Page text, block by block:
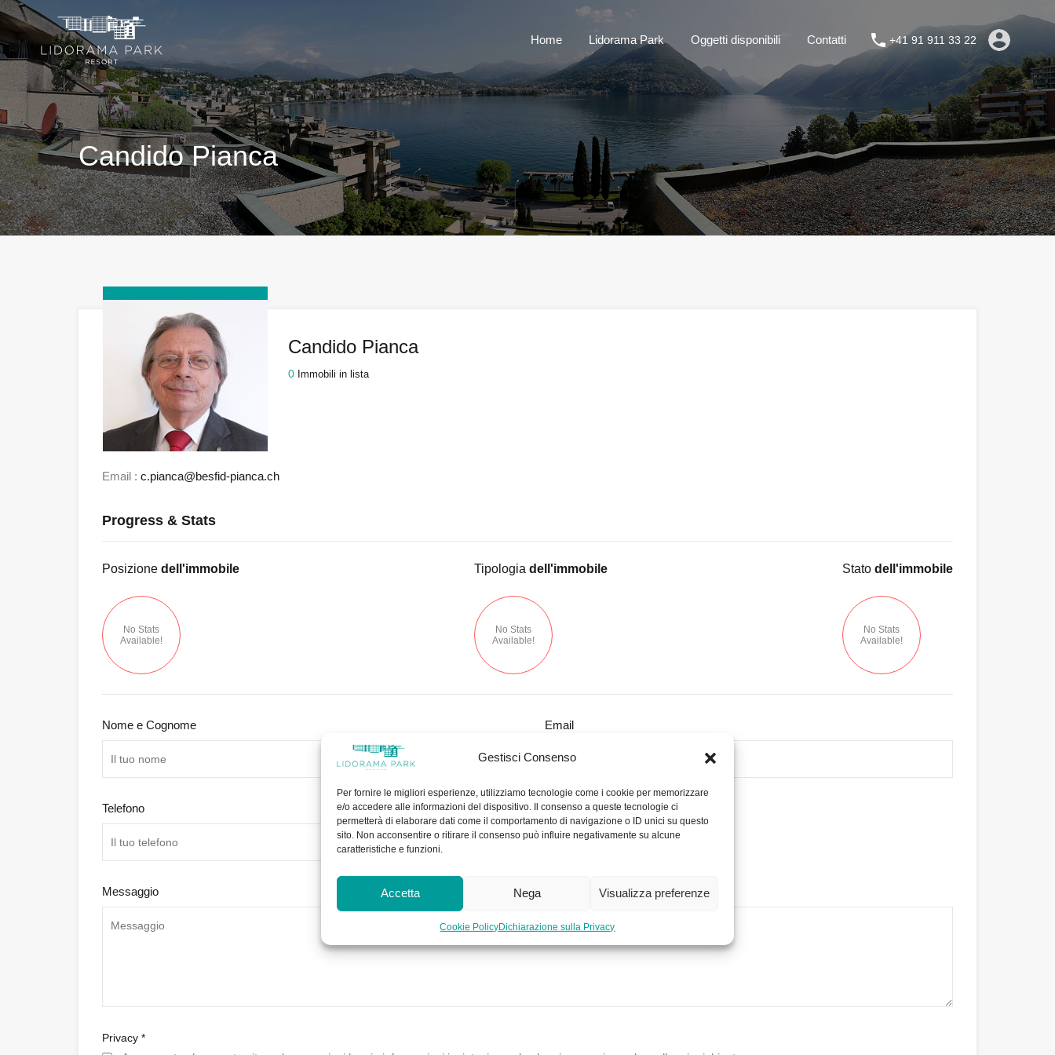
Gestisci Consenso
Per fornire le migliori esperienze, utilizziamo tecnologie come i cookie per memorizzare
e/o accedere alle informazioni del dispositivo. Il consenso a queste tecnologie ci
permetterà di elaborare dati come il comportamento di navigazione o ID unici su questo
sito. Non acconsentire o ritirare il consenso può influire negativamente su alcune
caratteristiche e funzioni.
Accetta Nega Visualizza preferenze
Cookie PolicyDichiarazione sulla Privacy
+41 91 911 33 22
Home Lidorama Park Oggetti disponibili Contatti +41 91 911 33 22
Candido Pianca
Candido Pianca
0 Immobili in lista
Email : c.pianca@besfid-pianca.ch
Progress & Stats
Posizione dell'immobile
No Stats
Available!
Tipologia dell'immobile
No Stats
Available!
Stato dell'immobile
No Stats
Available!
Nome e Cognome Email
Telefono
Messaggio
Privacy *